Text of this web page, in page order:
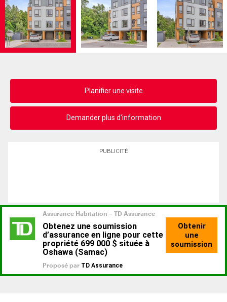
Planifier une visite
Demander plus d'information
PUBLICITÉ